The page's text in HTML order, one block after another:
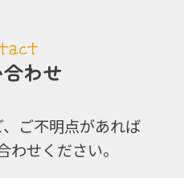
わせ
ご不明点があれば
わせください。